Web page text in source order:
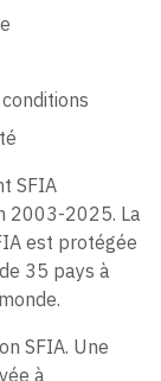
SFIA
2003-2025. La
est protégée
35 pays à
SFIA. Une
à